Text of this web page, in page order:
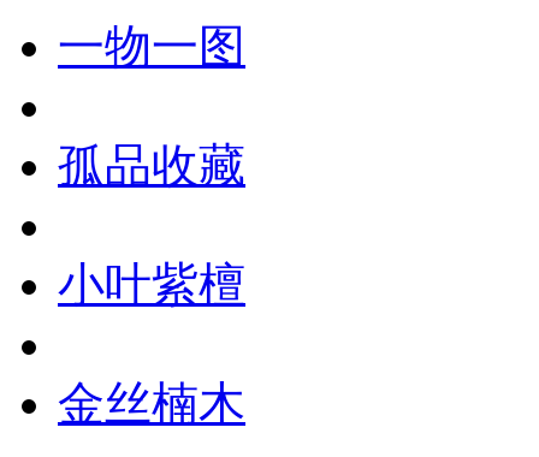
一物一图
孤品收藏
小叶紫檀
金丝楠木